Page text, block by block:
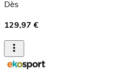
Dès
129,97 €